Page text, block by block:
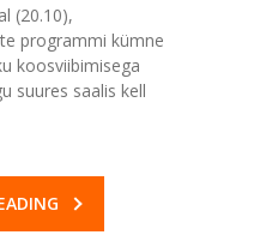
(20.10),
programmi kümne
koosviibimisega
suures saalis kell